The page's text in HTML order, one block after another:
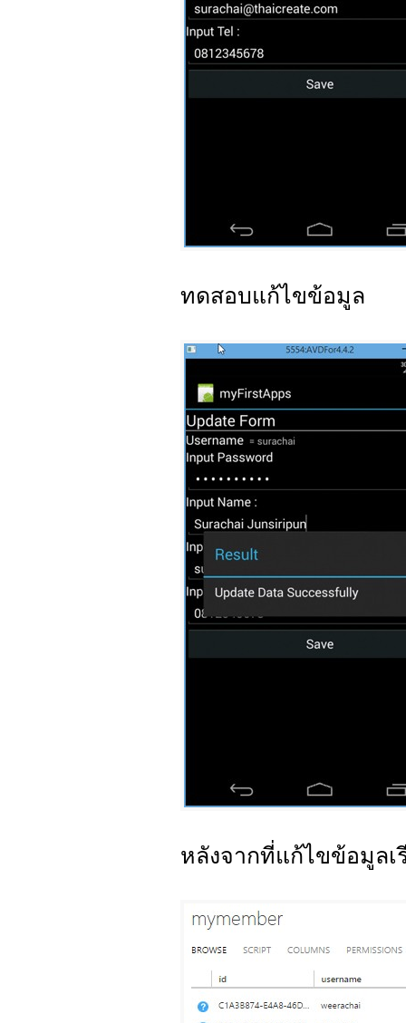
ทดสอบแก้ไขข้อมูล
หลังจากที่แก้ไขข้อมูลเ